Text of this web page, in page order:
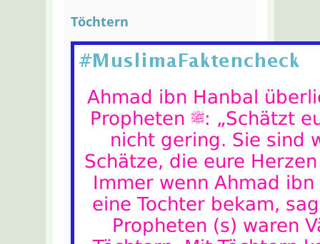
Töchtern